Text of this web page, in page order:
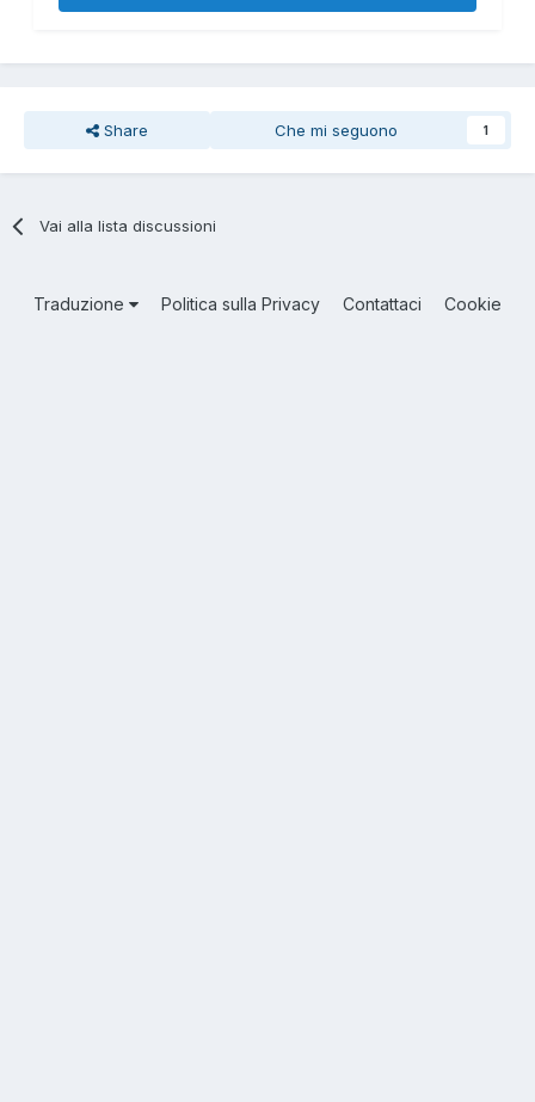
Share Che mi seguono 1
Vai alla lista discussioni
Traduzione Politica sulla Privacy Contattaci Cookie